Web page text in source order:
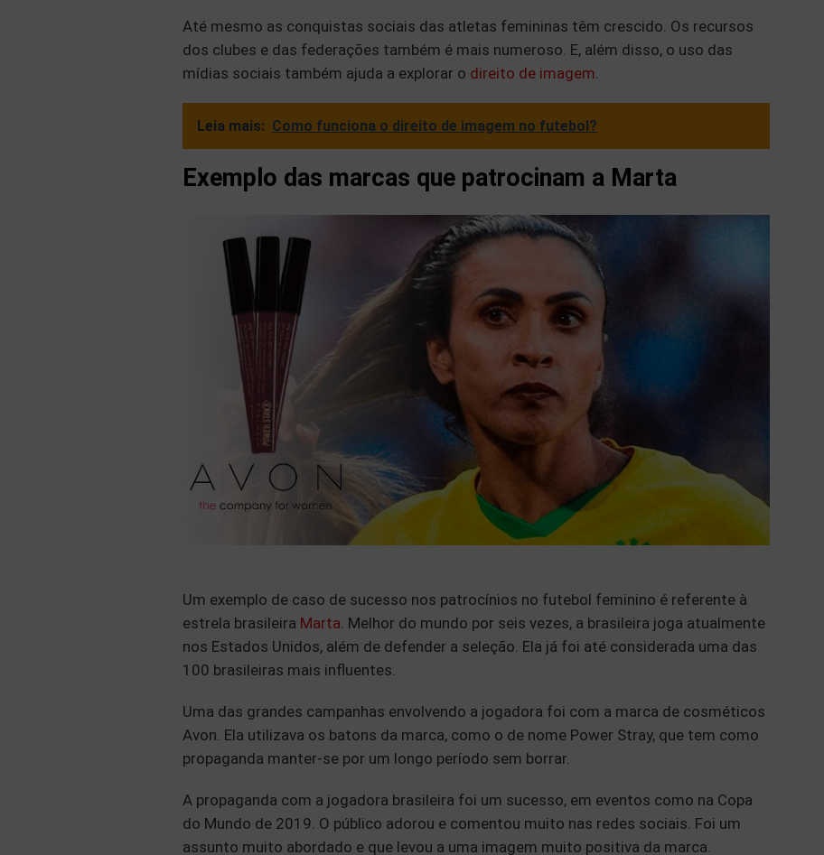
Até mesmo as conquistas sociais das atletas femininas têm crescido. Os recursos
dos clubes e das federações também é mais numeroso. E, além disso, o uso das
mídias sociais também ajuda a explorar o direito de imagem.
Leia mais: Como funciona o direito de imagem no futebol?
Exemplo das marcas que patrocinam a Marta
Um exemplo de caso de sucesso nos patrocínios no futebol feminino é referente à
estrela brasileira Marta. Melhor do mundo por seis vezes, a brasileira joga atualmente
nos Estados Unidos, além de defender a seleção. Ela já foi até considerada uma das
100 brasileiras mais influentes.
Uma das grandes campanhas envolvendo a jogadora foi com a marca de cosméticos
Avon. Ela utilizava os batons da marca, como o de nome Power Stray, que tem como
propaganda manter-se por um longo período sem borrar.
A propaganda com a jogadora brasileira foi um sucesso, em eventos como na Copa
do Mundo de 2019. O público adorou e comentou muito nas redes sociais. Foi um
assunto muito abordado e que levou a uma imagem muito positiva da marca.